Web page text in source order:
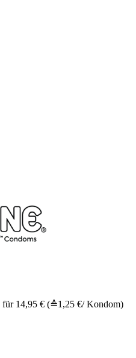
für 14,95 € (≙1,25 €/ Kondom)